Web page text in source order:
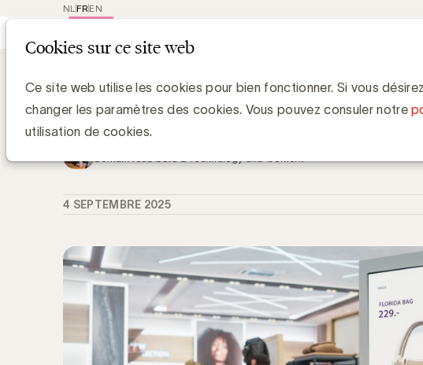
Cookies sur ce site web
Ce site web utilise les cookies pour bien fonctionner. Si vous
changer les paramètres des cookies. Vous pouvez consuler notre
utilisation de cookies.
EN
FR
NL
Data clean rooms : principaux
belges
4 SEPTEMBRE 2025